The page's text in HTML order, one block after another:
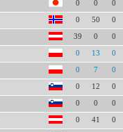
0 0 0
0 50 0
39 0 0
0 13 0
0 7 0
0 12 0
0 0 0
0 41 0